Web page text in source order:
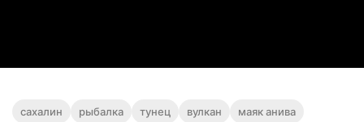
сахалин рыбалка тунец вулкан маяк анива